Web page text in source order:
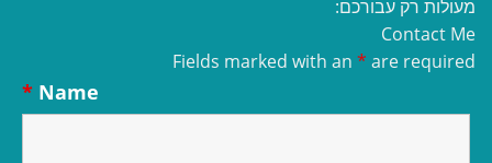
מעולות רק עבורכם:
Contact Me
Fields marked with an * are required
Name
*